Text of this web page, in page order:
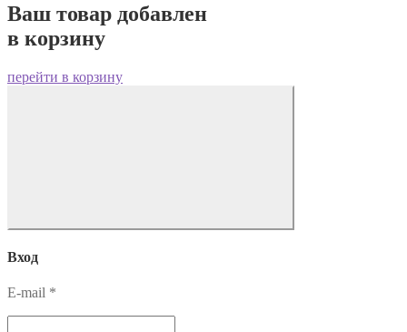
Ваш товар добавлен
в корзину
перейти в корзину
Вход
E-mail *